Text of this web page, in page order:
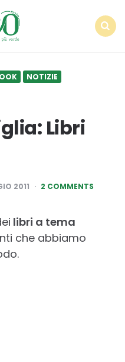
NOTIZIE
Libri
2011 2 COMMENTS
libri a tema
che abbiamo